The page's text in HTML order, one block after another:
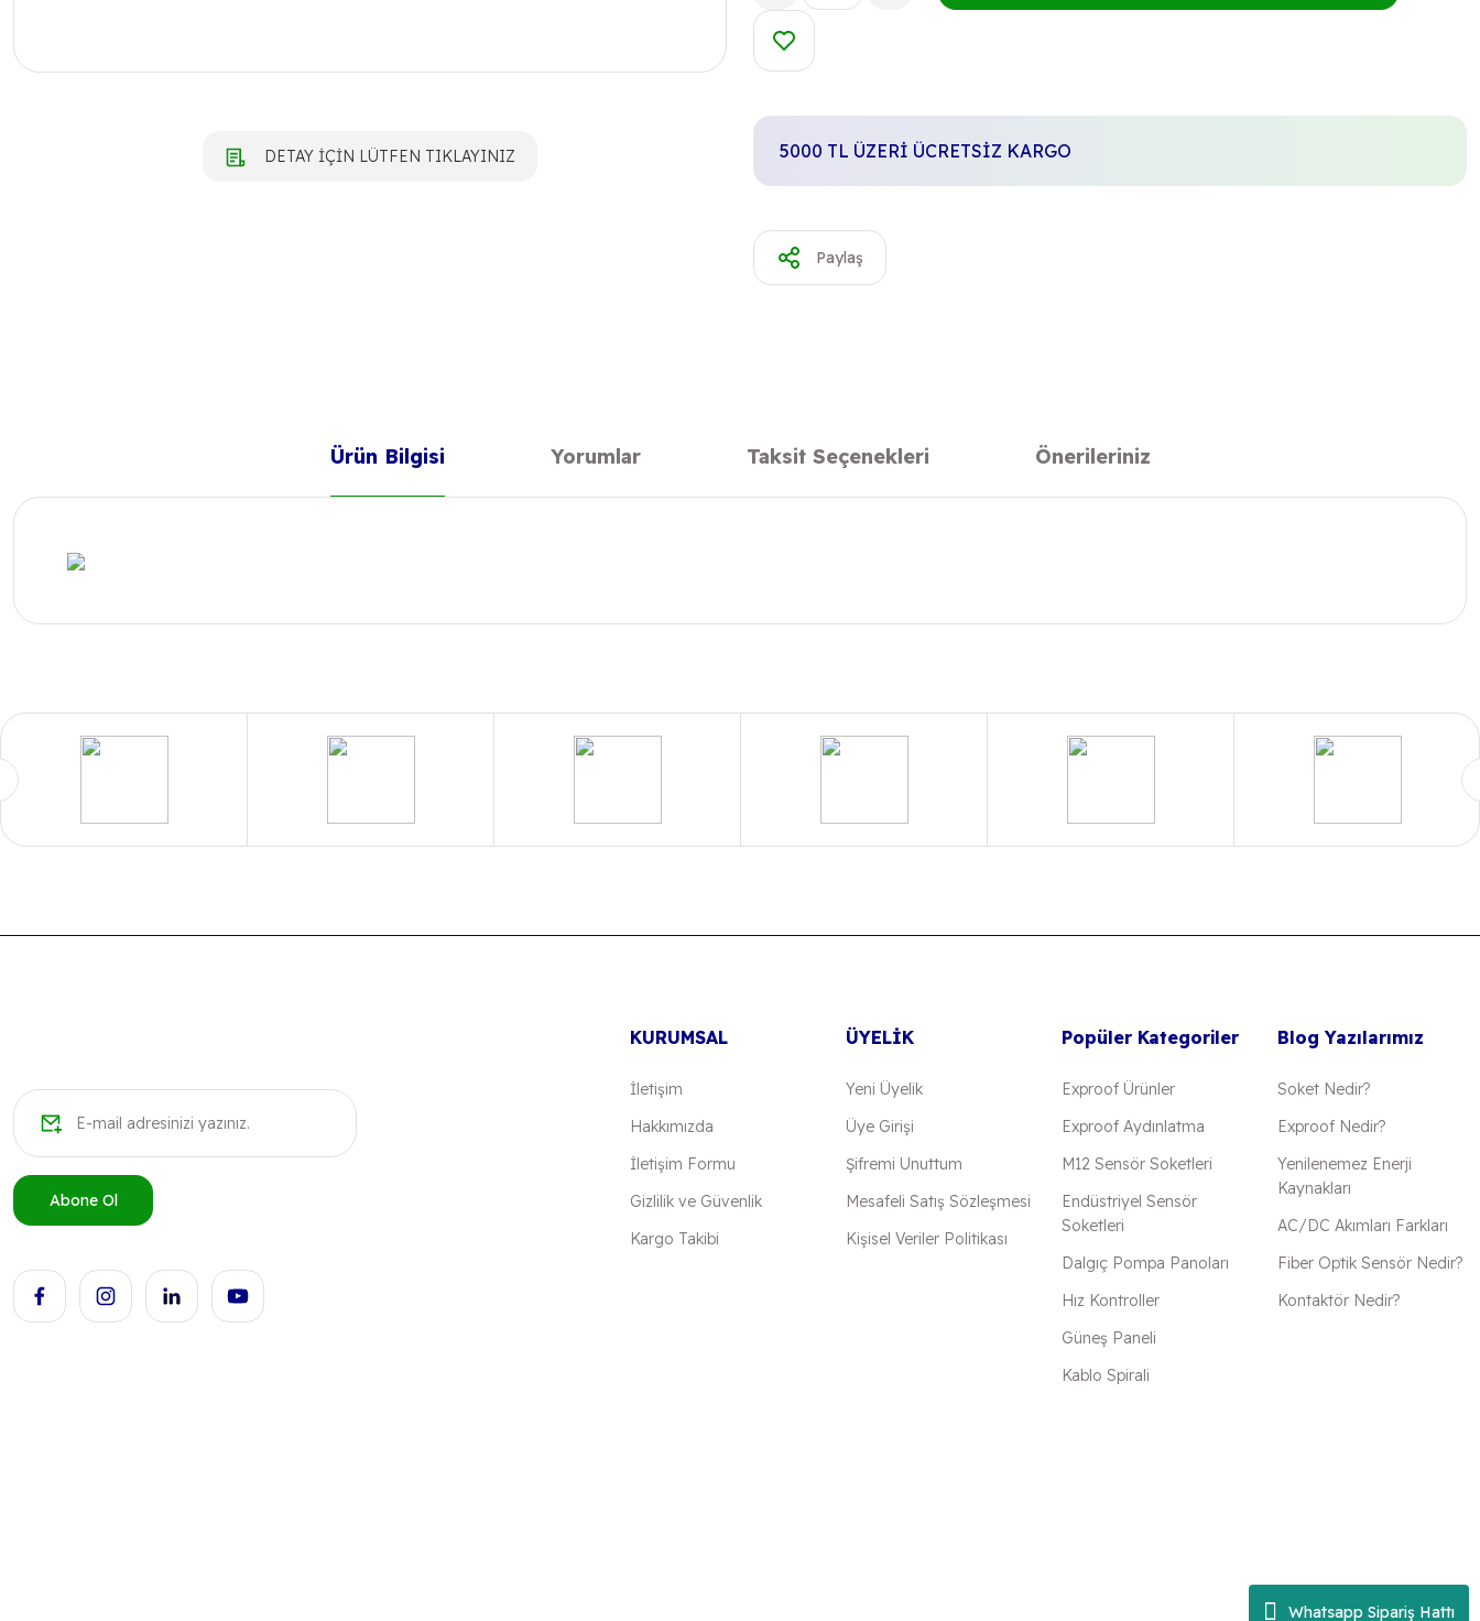
Whatsapp Sipariş Hattı
DETAY İÇİN LÜTFEN TIKLAYINIZ 5000 TL ÜZERİ ÜCRETSİZ KARGO
Paylaş
Ürün Bilgisi Yorumlar Taksit Seçenekleri Önerileriniz
Görüş ve önerileriniz için teşekkür ederiz.
Ürün bilgilerinde hatalar bulunuyor.
Gönder
Abone Ol
KURUMSAL
İletişim
Hakkımızda
İletişim Formu
Gizlilik ve Güvenlik
Kargo Takibi
ÜYELİK
Yeni Üyelik
Üye Girişi
Şifremi Unuttum
Mesafeli Satış Sözleşmesi
Kişisel Veriler Politikası
Popüler Kategoriler
Exproof Ürünler
Exproof Aydınlatma
M12 Sensör Soketleri
Endüstriyel Sensör
Soketleri
Dalgıç Pompa Panoları
Hız Kontroller
Güneş Paneli
Kablo Spirali
Blog Yazılarımız
Soket Nedir?
Exproof Nedir?
Yenilenemez Enerji
Kaynakları
AC/DC Akımları Farkları
Fiber Optik Sensör Nedir?
Kontaktör Nedir?